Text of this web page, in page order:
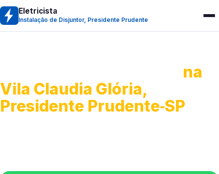
Eletricista
Instalação de Disjuntor, Presidente Prudente
na
Vila Claudia Glória,
Presidente Prudente‑SP